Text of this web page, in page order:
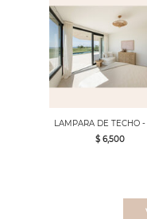
LAMPARA DE TECHO -
$ 6,500